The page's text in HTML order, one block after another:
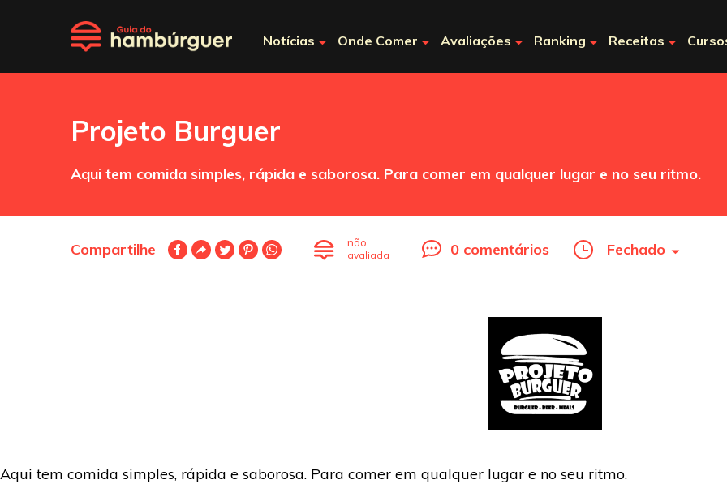
Notícias Onde Comer Avaliações Ranking Receitas
Projeto Burguer
Aqui tem comida simples, rápida e saborosa. Para comer em qualquer lugar e no seu ritmo.
Compartilhe não
avaliada 0 comentários Fechado
Aqui tem comida simples, rápida e saborosa. Para comer em qualquer lugar e no seu ritmo.